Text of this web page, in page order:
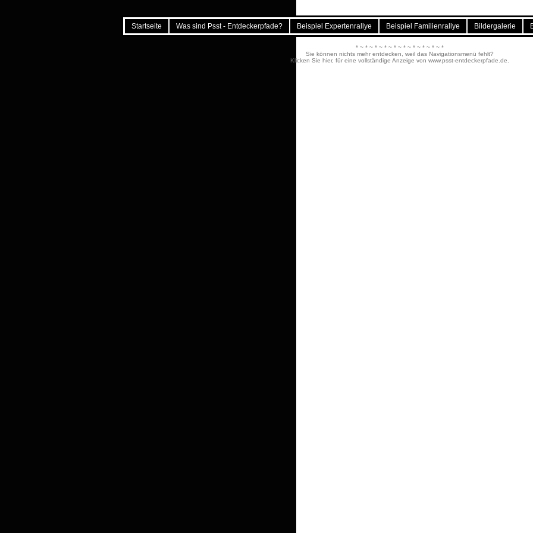
Startseite Was sind Psst - Entdeckerpfade? Beispiel Expertenrallye Beispiel Familienrallye Bildergalerie
* ~ * ~ * ~ * ~ * ~ * ~ * ~ * ~ * ~ *
Sie können nichts mehr entdecken, weil das Navigationsmenü fehlt?
Klicken Sie hier, für eine vollständige Anzeige von www.psst-entdeckerpfade.de.